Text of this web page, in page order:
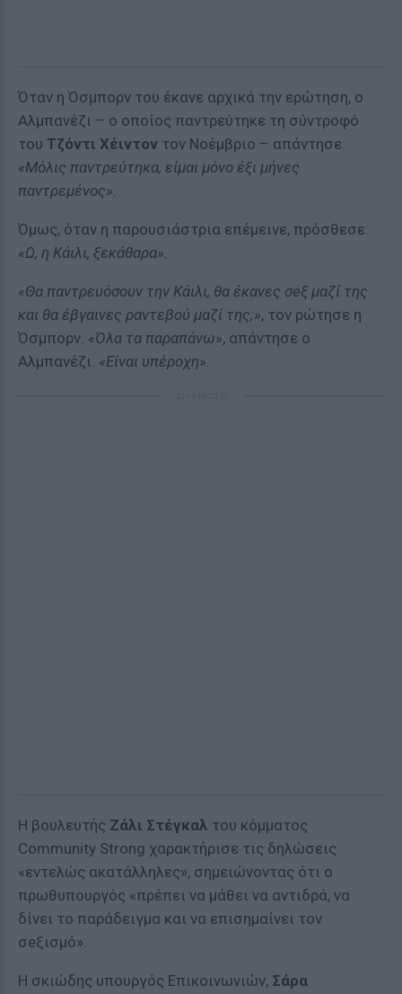
Όταν η Όσμπορν του έκανε αρχικά την ερώτηση, ο
Αλμπανέζι – ο οποίος παντρεύτηκε τη σύντροφό
του Τζόντι Χέιντον τον Νοέμβριο – απάντησε:
«Μόλις παντρεύτηκα, είμαι μόνο έξι μήνες
παντρεμένος».
Όμως, όταν η παρουσιάστρια επέμεινε, πρόσθεσε:
«Ω, η Κάιλι, ξεκάθαρα».
«Θα παντρευόσουν την Κάιλι, θα έκανες σeξ μαζί της
και θα έβγαινες ραντεβού μαζί της;», τον ρώτησε η
Όσμπορν. «Όλα τα παραπάνω», απάντησε ο
Αλμπανέζι. «Είναι υπέροχη».
Η βουλευτής Ζάλι Στέγκαλ του κόμματος
Community Strong χαρακτήρισε τις δηλώσεις
«εντελώς ακατάλληλες», σημειώνοντας ότι ο
πρωθυπουργός «πρέπει να μάθει να αντιδρά, να
δίνει το παράδειγμα και να επισημαίνει τον
σeξισμό».
Η σκιώδης υπουργός Επικοινωνιών, Σάρα